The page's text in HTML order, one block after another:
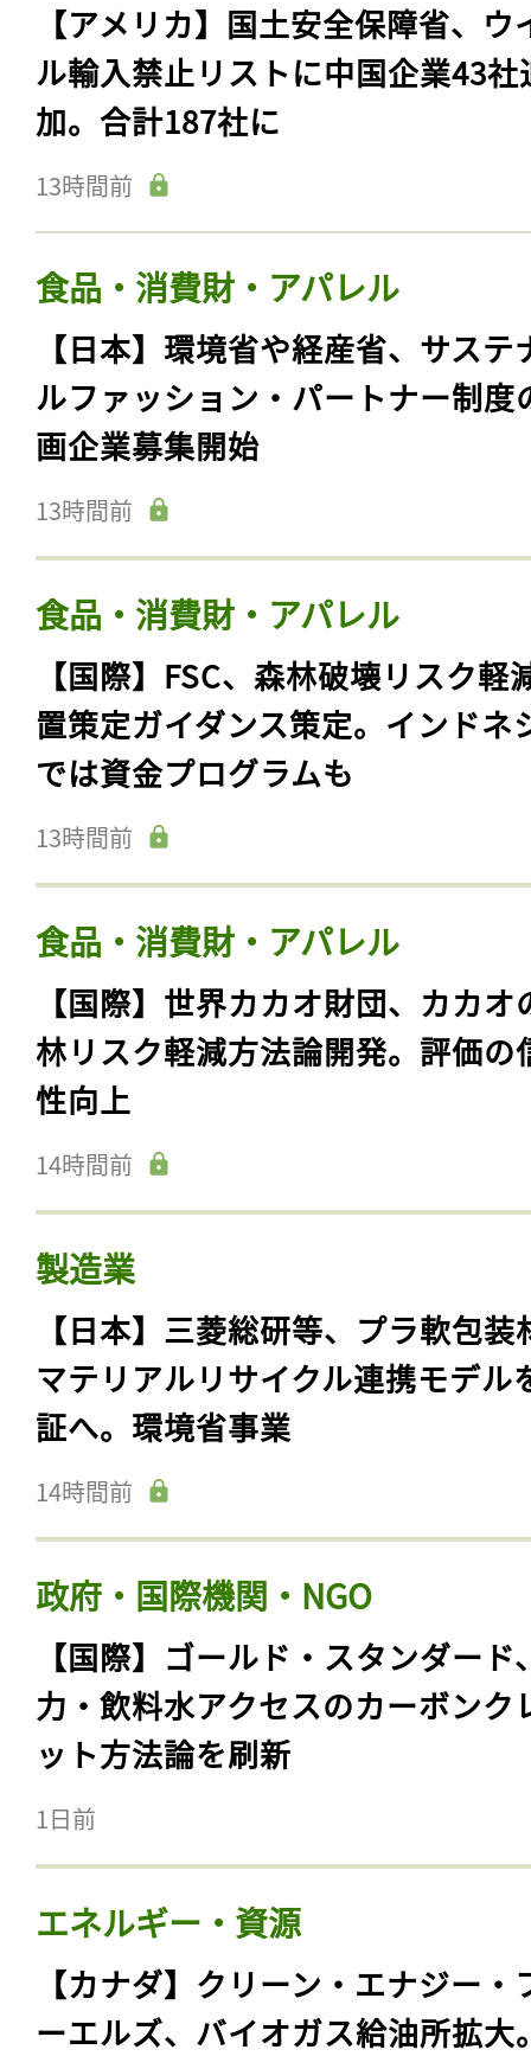
【アメリカ】国土安全保障省、ウ
ル輸入禁止リストに中国企業43社
加。合計187社に
13時間前
食品・消費財・アパレル
【日本】環境省や経産省、サステ
ルファッション・パートナー制度
画企業募集開始
13時間前
食品・消費財・アパレル
【国際】FSC、森林破壊リスク軽
置策定ガイダンス策定。インドネ
では資金プログラムも
13時間前
食品・消費財・アパレル
【国際】世界カカオ財団、カカオ
林リスク軽減方法論開発。評価の
性向上
14時間前
製造業
【日本】三菱総研等、プラ軟包装
マテリアルリサイクル連携モデル
証へ。環境省事業
14時間前
政府・国際機関・NGO
【国際】ゴールド・スタンダード
力・飲料水アクセスのカーボンク
ット方法論を刷新
1日前
エネルギー・資源
【カナダ】クリーン・エナジー・
ーエルズ、バイオガス給油所拡大